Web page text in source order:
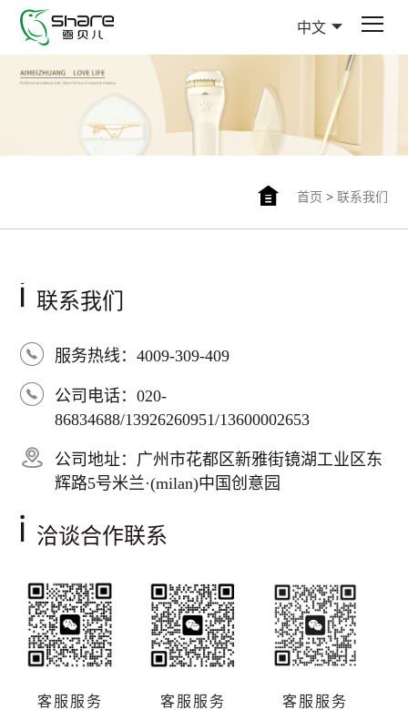
中文
首页 > 联系我们
i 联系我们
服务热线：4009-309-409
公司电话：020-
86834688/13926260951/13600002653
公司地址：广州市花都区新雅街镜湖工业区东
辉路5号米兰·(milan)中国创意园
i 洽谈合作联系
客服服务 客服服务 客服服务